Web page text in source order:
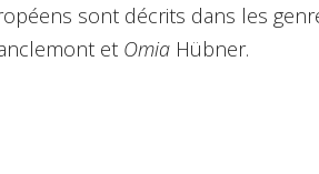
sont décrits dans les
et Omia Hübner.